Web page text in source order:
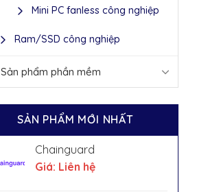
Mini PC fanless công nghiệp
Ram/SSD công nghiệp
Sản phẩm phần mềm
SẢN PHẨM MỚI NHẤT
Chainguard
Giá: Liên hệ